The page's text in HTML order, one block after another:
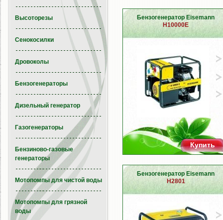
Бензогенератор Eisemann
H10000E
Купить
Бензогенератор Eisemann
H2801
Высоторезы
Сенокосилки
Дровоколы
Бензогенераторы
Дизельный генератор
Газогенераторы
Бензиново-газовые
генераторы
Мотопомпы для чистой воды
Мотопомпы для грязной
воды